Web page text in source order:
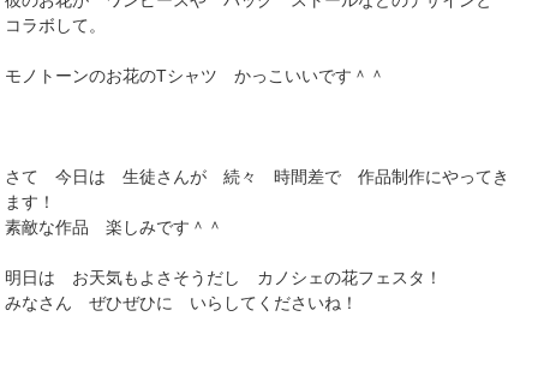
コラボして。
モノトーンのお花のTシャツ かっこいいです＾＾
さて 今日は 生徒さんが 続々 時間差で 作品制作にやってき
ます！
素敵な作品 楽しみです＾＾
明日は お天気もよさそうだし カノシェの花フェスタ！
みなさん ぜひぜひに いらしてくださいね！